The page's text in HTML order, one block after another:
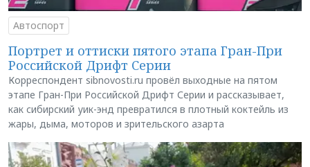
Автоспорт
Портрет и оттиски пятого этапа Гран-При
Российской Дрифт Серии
Корреспондент sibnovosti.ru провёл выходные на пятом
этапе Гран-При Российской Дрифт Серии и рассказывает,
как сибирский уик-энд превратился в плотный коктейль из
жары, дыма, моторов и зрительского азарта